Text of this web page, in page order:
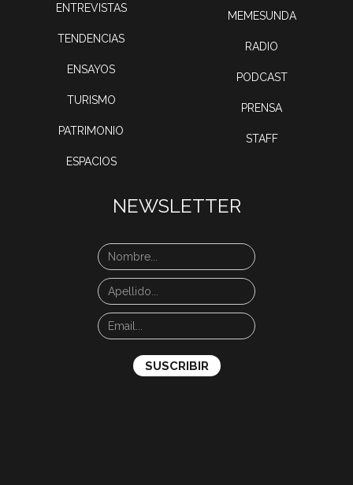
ENTREVISTAS
TENDENCIAS
ENSAYOS
TURISMO
PATRIMONIO
ESPACIOS
MEMESUNDA
RADIO
PODCAST
PRENSA
STAFF
NEWSLETTER